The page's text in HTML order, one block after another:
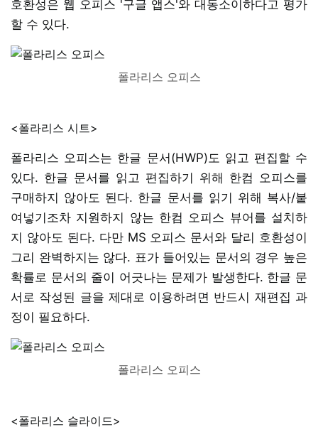
호환성은 웹 오피스 '구글 앱스'와 대동소이하다고 평가
할 수 있다.
폴라리스 오피스
<폴라리스 시트>
폴라리스 오피스는 한글 문서(HWP)도 읽고 편집할 수
있다. 한글 문서를 읽고 편집하기 위해 한컴 오피스를
구매하지 않아도 된다. 한글 문서를 읽기 위해 복사/붙
여넣기조차 지원하지 않는 한컴 오피스 뷰어를 설치하
지 않아도 된다. 다만 MS 오피스 문서와 달리 호환성이
그리 완벽하지는 않다. 표가 들어있는 문서의 경우 높은
확률로 문서의 줄이 어긋나는 문제가 발생한다. 한글 문
서로 작성된 글을 제대로 이용하려면 반드시 재편집 과
정이 필요하다.
폴라리스 오피스
<폴라리스 슬라이드>